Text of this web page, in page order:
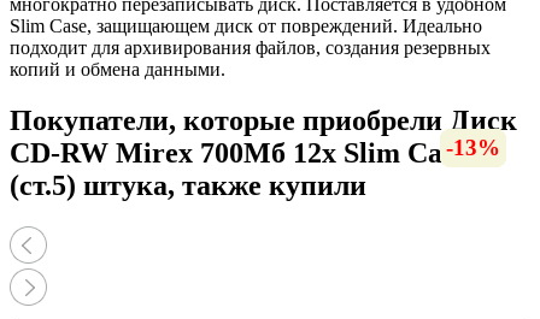
многократно перезаписывать диск. Поставляется в удобном
Slim Case, защищающем диск от повреждений. Идеально
подходит для архивирования файлов, создания резервных
копий и обмена данными.
Покупатели, которые приобрели Диск
CD-RW Mirex 700Мб 12x Slim Case
(ст.5) штука, также купили
-8%
-12%
-18%
-56%
-15%
-16%
-8%
-13%